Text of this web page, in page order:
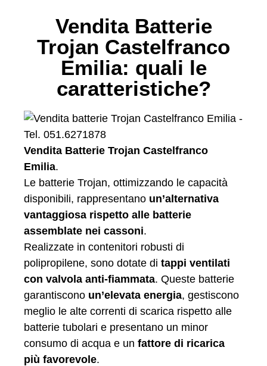
Vendita Batterie
Trojan Castelfranco
Emilia: quali le
caratteristiche?
Vendita Batterie Trojan Castelfranco
Emilia.
Le batterie Trojan, ottimizzando le capacità
disponibili, rappresentano un’alternativa
vantaggiosa rispetto alle batterie
assemblate nei cassoni.
Realizzate in contenitori robusti di
polipropilene, sono dotate di tappi ventilati
con valvola anti-fiammata. Queste batterie
garantiscono un’elevata energia, gestiscono
meglio le alte correnti di scarica rispetto alle
batterie tubolari e presentano un minor
consumo di acqua e un fattore di ricarica
più favorevole.